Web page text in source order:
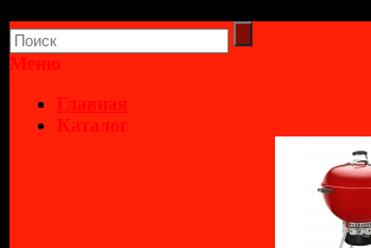
Меню
Главная
Каталог